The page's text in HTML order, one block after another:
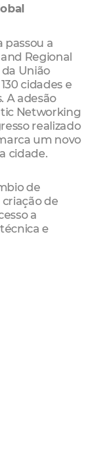
passou a
Regional
União
cidades e
A adesão
Networking
realizado
um novo
cidade.
de
de
a
e